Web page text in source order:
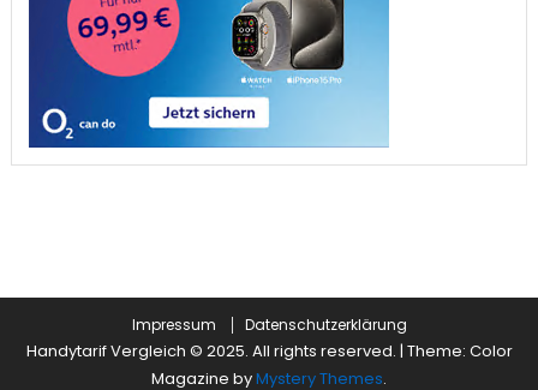
Impressum Datenschutzerklärung
Handytarif Vergleich © 2025. All rights reserved. | Theme: Color
Magazine byMystery Themes.